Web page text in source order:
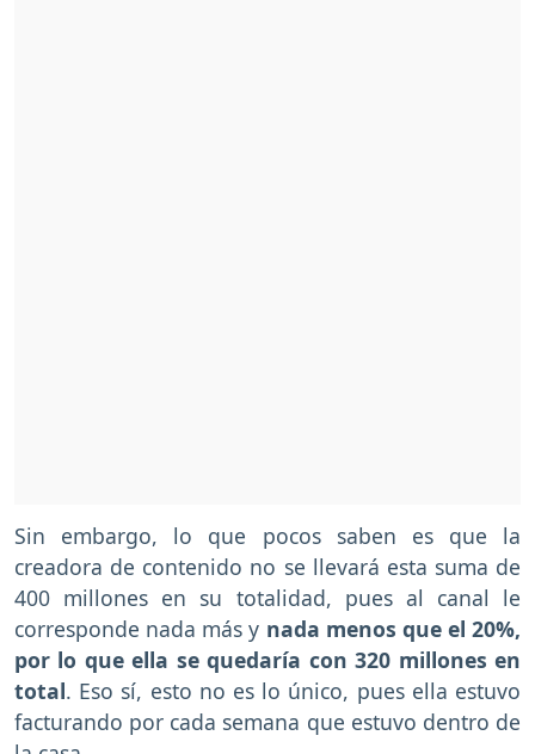
Sin embargo, lo que pocos saben es que la
creadora de contenido no se llevará esta suma de
400 millones en su totalidad, pues al canal le
corresponde nada más y nada menos que el 20%,
por lo que ella se quedaría con 320 millones en
total. Eso sí, esto no es lo único, pues ella estuvo
facturando por cada semana que estuvo dentro de